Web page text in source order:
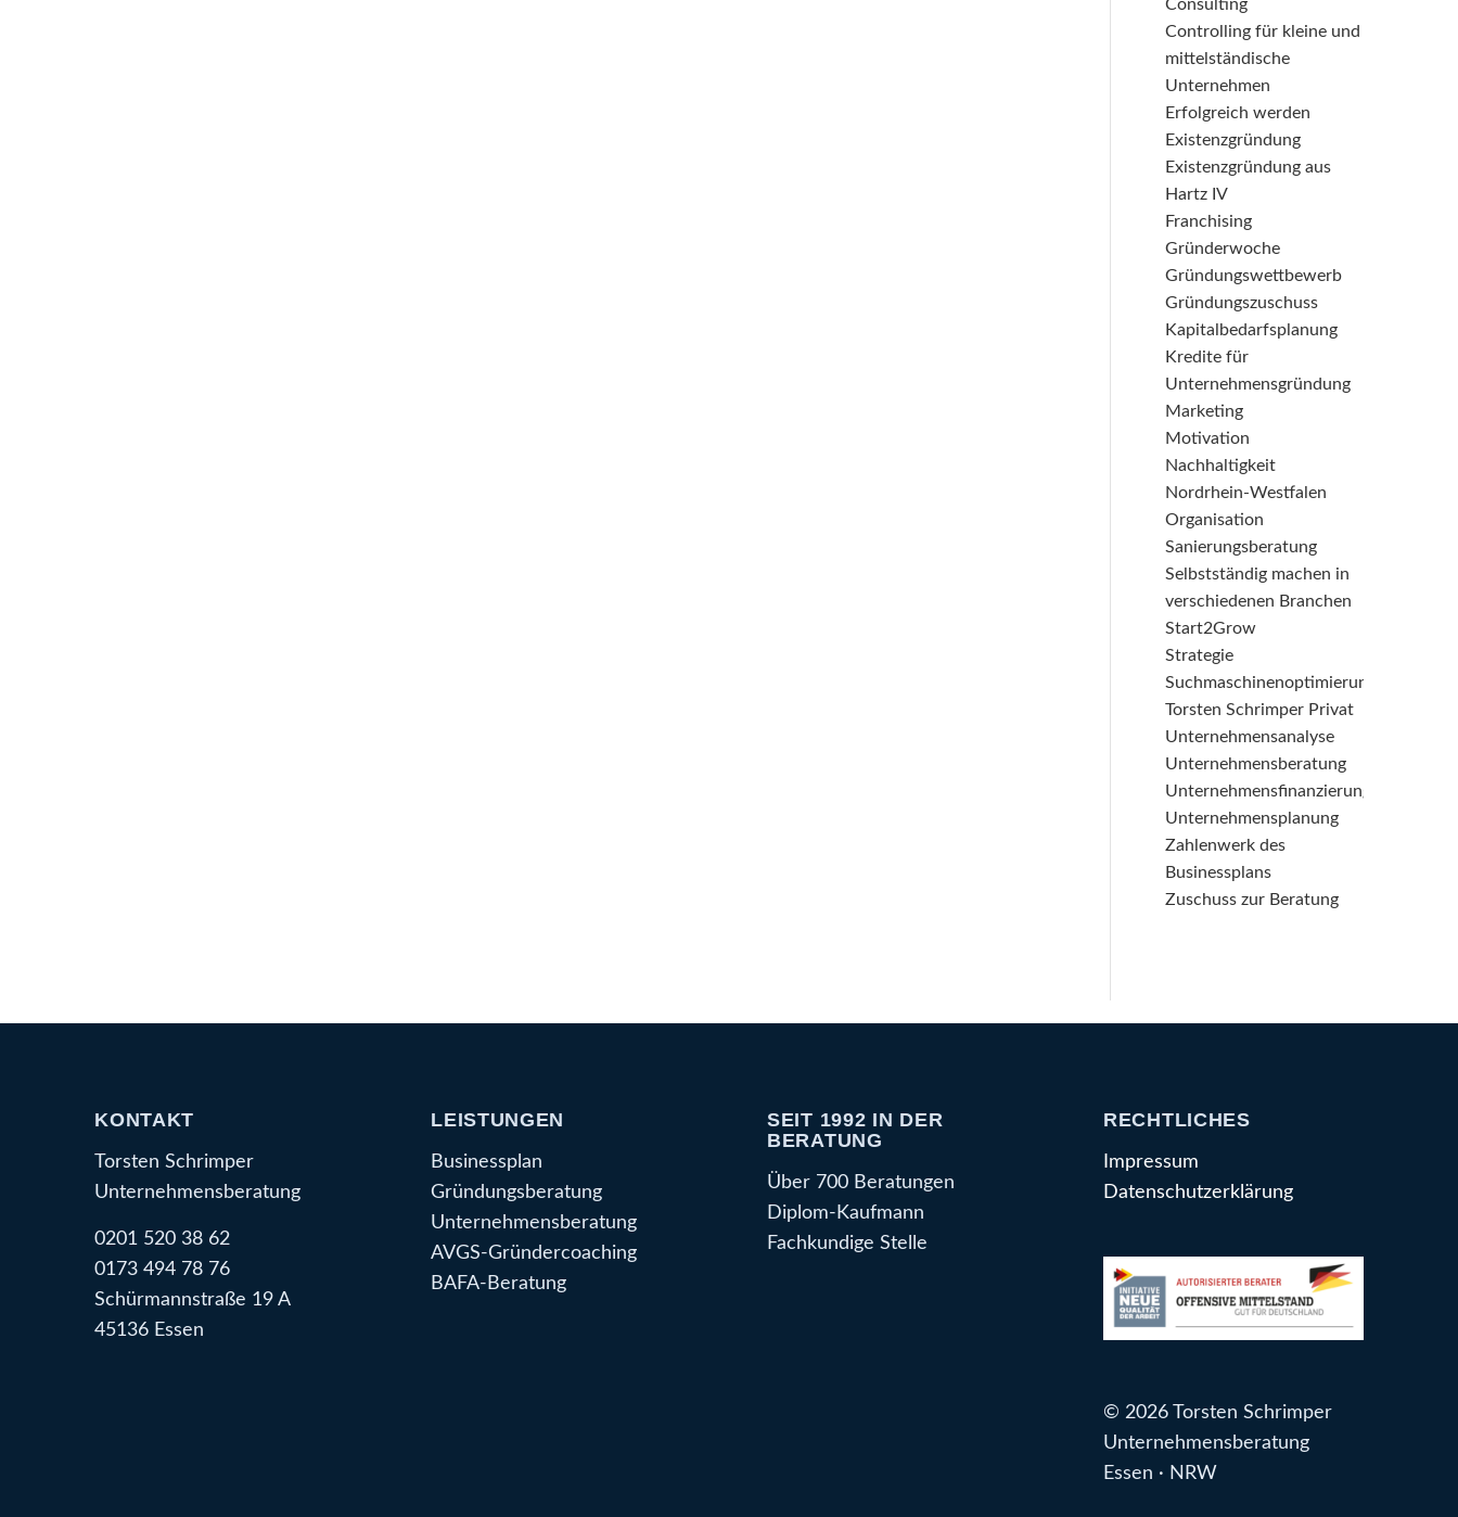
Consulting
Controlling für kleine und
mittelständische
Unternehmen
Erfolgreich werden
Existenzgründung
Existenzgründung aus
Hartz IV
Franchising
Gründerwoche
Gründungswettbewerb
Gründungszuschuss
Kapitalbedarfsplanung
Kredite für
Unternehmensgründung
Marketing
Motivation
Nachhaltigkeit
Nordrhein-Westfalen
Organisation
Sanierungsberatung
Selbstständig machen in
verschiedenen Branchen
Start2Grow
Strategie
Suchmaschinenoptimierung
Torsten Schrimper Privat
Unternehmensanalyse
Unternehmensberatung
Unternehmensfinanzierung
Unternehmensplanung
Zahlenwerk des
Businessplans
Zuschuss zur Beratung
KONTAKT
Torsten Schrimper
Unternehmensberatung
0201 520 38 62
0173 494 78 76
Schürmannstraße 19 A
45136 Essen
LEISTUNGEN
Businessplan
Gründungsberatung
Unternehmensberatung
AVGS-Gründercoaching
BAFA-Beratung
SEIT 1992 IN DER
BERATUNG
Über 700 Beratungen
Diplom-Kaufmann
Fachkundige Stelle
RECHTLICHES
Impressum
Datenschutzerklärung
© 2026 Torsten Schrimper
Unternehmensberatung
Essen · NRW